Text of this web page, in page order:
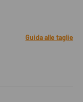
Guida alle taglie